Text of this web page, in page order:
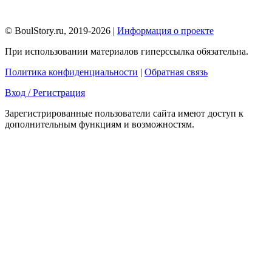
© BoulStory.ru, 2019-2026 | Информация о проекте
При использовании материалов гиперссылка обязательна.
Политика конфиденциальности | Обратная связь
Вход / Регистрация
Зарегистрированные пользователи сайта имеют доступ к
дополнительным функциям и возможностям.